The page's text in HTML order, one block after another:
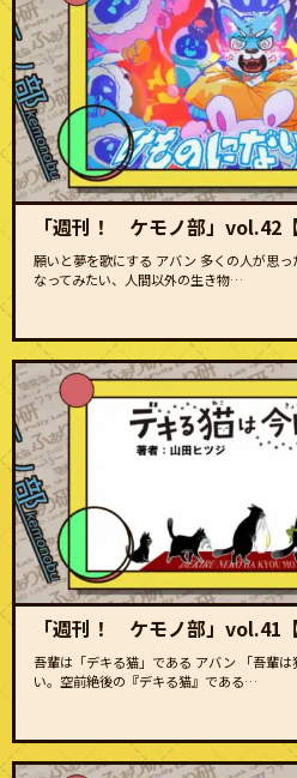
「週刊！ ケモノ部」vol.42
願いと夢を歌にする アバン 多くの人が思
なってみたい、人間以外の生き物…
「週刊！ ケモノ部」vol.41
吾輩は「デキる猫」である アバン 「吾輩
い。空前絶後の『デキる猫』である…